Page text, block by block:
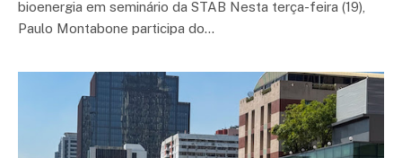
bioenergia em seminário da STAB Nesta terça-feira (19),
Paulo Montabone participa do…